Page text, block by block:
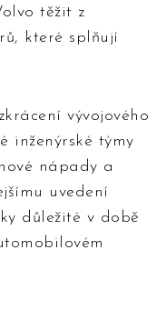
těžit z
které splňují
vývojového
inženýrské týmy
nápady a
uvedení
důležité v době